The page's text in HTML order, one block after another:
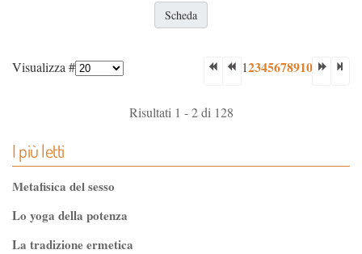
Scheda
Visualizza # 12345678910
Risultati 1 - 2 di 128
I più letti
Metafisica del sesso
Lo yoga della potenza
La tradizione ermetica